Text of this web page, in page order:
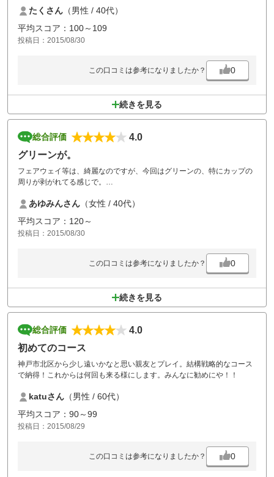
たくさん （男性 / 40代）
平均スコア：100～109
投稿日：2015/08/30
この口コミは参考になりましたか？ 0
続きを見る
総合評価
4.0
グリーンが。
フェアウェイ等は、綺麗なのですが、今回はグリーンの、特にカップの
周りが剥がれてる感じで。
個々の意識が大切ですよ。
あゆみんさん （女性 / 40代）
平均スコア：120～
投稿日：2015/08/30
この口コミは参考になりましたか？ 0
続きを見る
総合評価
4.0
初めてのコース
神戸市北区から少し遠いかなと思い親友とプレイ。結構戦略的なコース
で納得！これからは何回も来る様にします。みんなに勧めにや！！
katuさん （男性 / 60代）
平均スコア：90～99
投稿日：2015/08/29
この口コミは参考になりましたか？ 0